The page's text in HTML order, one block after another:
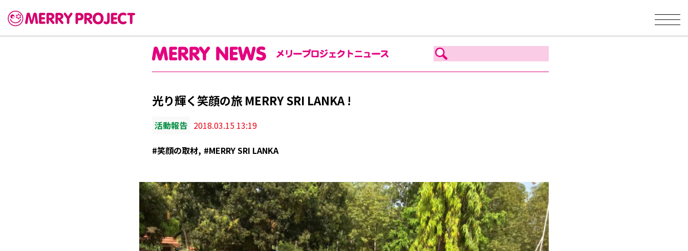
光り輝く笑顔の旅 MERRY SRI LANKA !
活動報告 2018.03.15 13:19
#笑顔の取材 #MERRY SRI LANKA